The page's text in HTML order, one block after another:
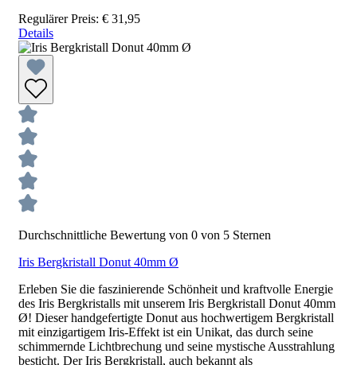
Regulärer Preis: € 31,95
Details
Durchschnittliche Bewertung von 0 von 5 Sternen
Iris Bergkristall Donut 40mm Ø
Erleben Sie die faszinierende Schönheit und kraftvolle Energie
des Iris Bergkristalls mit unserem Iris Bergkristall Donut 40mm
Ø! Dieser handgefertigte Donut aus hochwertigem Bergkristall
mit einzigartigem Iris-Effekt ist ein Unikat, das durch seine
schimmernde Lichtbrechung und seine mystische Ausstrahlung
besticht. Der Iris Bergkristall, auch bekannt als